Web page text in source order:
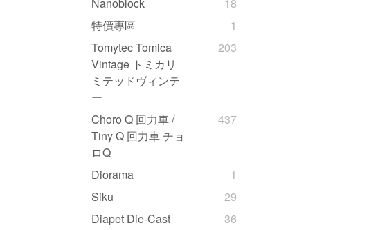
Nanoblock
18
特價專區
1
Tomytec Tomica
Vintage トミカリ
ミテッドヴィンテ
ー
203
Choro Q 回力車 /
Tiny Q 回力車 チョ
ロQ
437
Diorama
1
Siku
29
Diapet Die-Cast
36